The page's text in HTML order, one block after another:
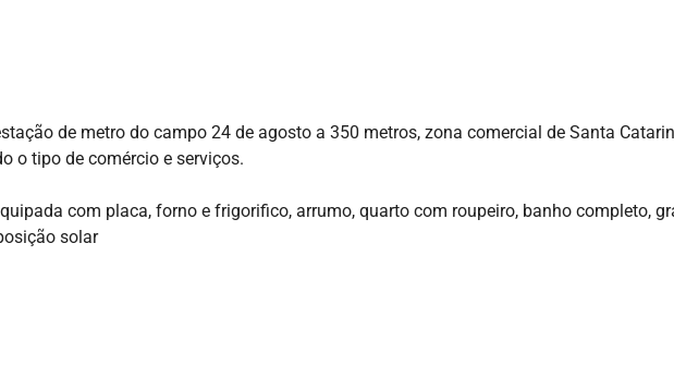
de metro do campo 24 de agosto a 350 metros, zona comercial de Santa
o tipo de comércio e serviços.
com placa, forno e frigorifico, arrumo, quarto com roupeiro, banho completo,
solar